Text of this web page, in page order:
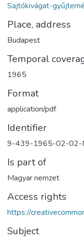
Sajtókivágat-
Place, address
Budapest
Temporal
1965
Format
application/pdf
Identifier
9-439-1965-02-02-
Is part of
Magyar nemzet
Access rights
https://
Subject